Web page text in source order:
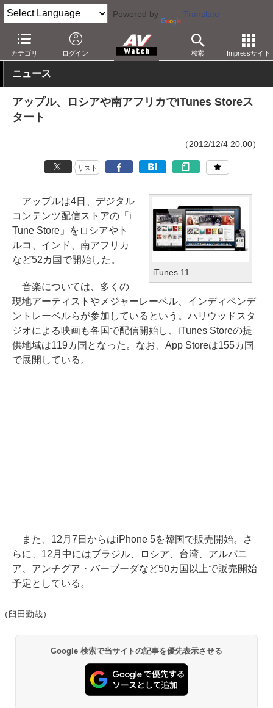
Powered by Translate
カテゴリ ログイン 検索 Impressサイト
AV Watch コンテンツ・サービス 音楽配信 iTunes
ニュース
アップル、ロシアや南アフリカでiTunes Storeス
タート
（2012/12/4 20:00）
リスト
iTunes 11
アップルは4日、デジタル
コンテンツ配信ストアの「i
Tune Store」をロシアやト
ルコ、インド、南アフリカ
など52カ国で開始した。
音楽については、多くの
現地アーティストやメジャーレーベル、インディペンデ
ントレーベルらが参加しているという。ハリウッドスタ
ジオによる映画も各国で配信開始し、iTunes Storeの提
供地域は119カ国となった。なお、App Storeは155カ国
で展開している。
また、12月7日からはiPhone 5を韓国で販売開始。さ
らに、12月中にはブラジル、ロシア、台湾、アルバニ
ア、アンチグア・バーブーダなど50カ国以上で販売開始
予定としている。
（臼田勤哉）
Google 検索で当サイトの記事を優先表示させる